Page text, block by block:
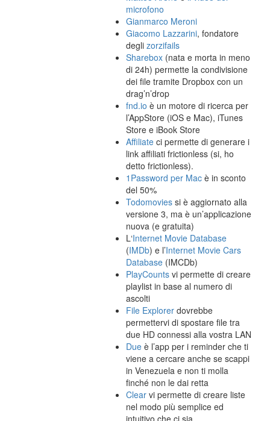
microfono
Gianmarco Meroni
Giacomo Lazzarini, fondatore
deglizorzifails
Sharebox (nata e morta in meno
di 24h) permette la condivisione
dei file tramite Dropbox con un
drag’n’drop
fnd.io è un motore di ricerca per
l’AppStore (iOS e Mac), iTunes
Store e iBook Store
Affiliate ci permette di generare i
link affiliati frictionless (si, ho
detto frictionless).
1Password per Mac è in sconto
del 50%
Todomovies si è aggiornato alla
versione 3, ma è un’applicazione
nuova (e gratuita)
L‘Internet Movie Database
(IMDb) e l’Internet Movie Cars
Database (IMCDb)
PlayCounts vi permette di creare
playlist in base al numero di
ascolti
File Explorer dovrebbe
permettervi di spostare file tra
due HD connessi alla vostra LAN
Due è l’app per i reminder che ti
viene a cercare anche se scappi
in Venezuela e non ti molla
finché non le dai retta
Clear vi permette di creare liste
nel modo più semplice ed
intuitivo che ci sia